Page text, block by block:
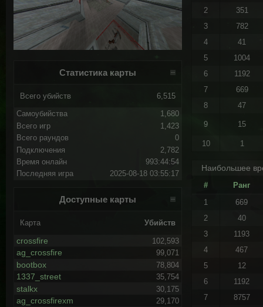
Статистика карты
Всего убийств 6,515
Самоубийства
1,680
Всего игр
1,423
Всего раундов
0
Подключения
2,782
Время онлайн
993:44:54
Последняя игра
2025-08-18 03:55:17
Доступные карты
Карта Убийств
crossfire 102,593
ag_crossfire 99,071
bootbox 78,804
1337_street 35,754
stalkx 30,175
ag_crossfirexm 29,170
2
351
3
782
4
41
5
1004
6
1192
7
669
8
47
9 15
10 1
Наибольшее
#
Ранг
1
669
2
40
3
1193
4
467
5
12
6
1192
7
8757